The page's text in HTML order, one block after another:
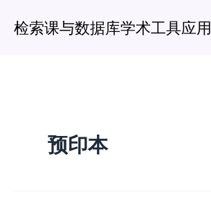
检索课与数据库学术工具应用
预印本